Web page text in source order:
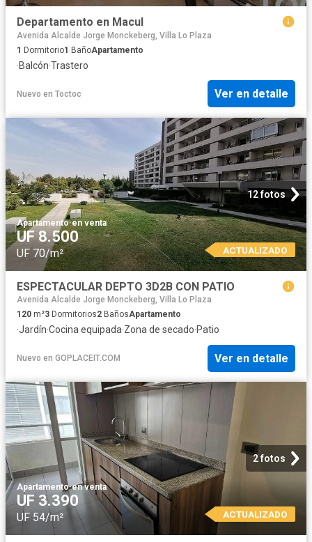
Departamento en Macul
Avenida Alcalde Jorge Monckeberg, Villa Lo Plaza
1 Dormitorio1 BañoApartamento
·Balcón·Trastero
Nuevo en Toctoc Ver en detalle
12 fotos
Apartamento·en venta
UF 8.500
UF 70/m² ACTUALIZADO
ESPECTACULAR DEPTO 3D2B CON PATIO
Avenida Alcalde Jorge Monckeberg, Villa Lo Plaza
120 m²3 Dormitorios2 BañosApartamento
·Jardín·Cocina equipada·Zona de secado·Patio
Nuevo en GOPLACEIT.COM Ver en detalle
2 fotos
Apartamento·en venta
UF 3.390
UF 54/m² ACTUALIZADO